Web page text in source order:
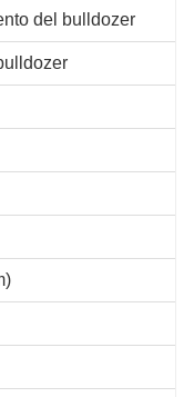
del bulldozer